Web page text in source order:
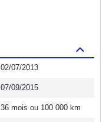
02/07/2013
07/09/2015
36 mois ou 100 000 km